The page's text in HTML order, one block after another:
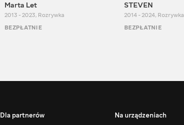
Marta Let
2013 - 2023, Rozrywka
BEZPŁATNIE
STEVEN
2014 - 2024, Rozrywka
BEZPŁATNIE
Dla partnerów Na urządzeniach